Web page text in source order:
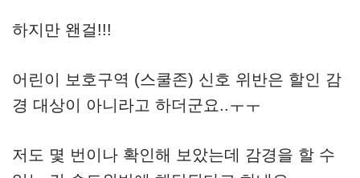
하지만 왠걸!!!
어린이 보호구역 (스쿨존) 신호 위반은 할인 감
경 대상이 아니라고 하더군요..ㅜㅜ
저도 몇 번이나 확인해 보았는데 감경을 할 수